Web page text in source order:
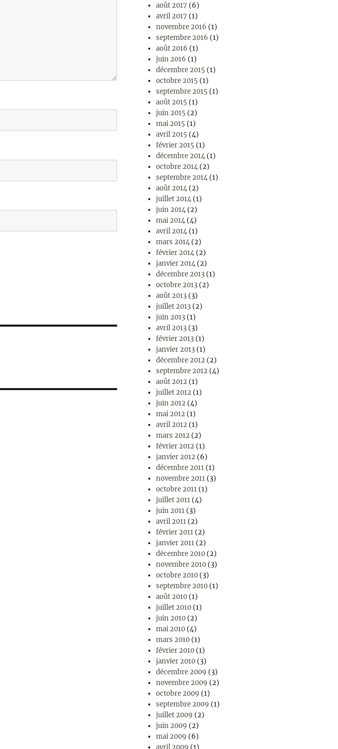
août 2017 (6)
avril 2017 (1)
novembre 2016 (1)
septembre 2016 (1)
août 2016 (1)
juin 2016 (1)
décembre 2015 (1)
octobre 2015 (1)
septembre 2015 (1)
août 2015 (1)
juin 2015 (2)
mai 2015 (1)
avril 2015 (4)
février 2015 (1)
décembre 2014 (1)
octobre 2014 (2)
septembre 2014 (1)
août 2014 (2)
juillet 2014 (1)
juin 2014 (2)
mai 2014 (4)
avril 2014 (1)
mars 2014 (2)
février 2014 (2)
janvier 2014 (2)
décembre 2013 (1)
octobre 2013 (2)
août 2013 (3)
juillet 2013 (2)
juin 2013 (1)
avril 2013 (3)
février 2013 (1)
janvier 2013 (1)
décembre 2012 (2)
septembre 2012 (4)
août 2012 (1)
juillet 2012 (1)
juin 2012 (4)
mai 2012 (1)
avril 2012 (1)
mars 2012 (2)
février 2012 (1)
janvier 2012 (6)
décembre 2011 (1)
novembre 2011 (3)
octobre 2011 (1)
juillet 2011 (4)
juin 2011 (3)
avril 2011 (2)
février 2011 (2)
janvier 2011 (2)
décembre 2010 (2)
novembre 2010 (3)
octobre 2010 (3)
septembre 2010 (1)
août 2010 (1)
juillet 2010 (1)
juin 2010 (2)
mai 2010 (4)
mars 2010 (1)
février 2010 (1)
janvier 2010 (3)
décembre 2009 (3)
novembre 2009 (2)
octobre 2009 (1)
septembre 2009 (1)
juillet 2009 (2)
juin 2009 (2)
mai 2009 (6)
avril 2009 (1)